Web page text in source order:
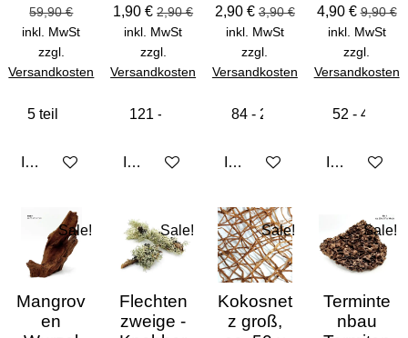
59,90 €
inkl. MwSt
zzgl.
Versandkosten
In den Warenkorb
1,90 € 2,90 €
inkl. MwSt
zzgl.
Versandkosten
In den Warenkorb
2,90 € 3,90 €
inkl. MwSt
zzgl.
Versandkosten
In den Warenkorb
4,90 € 9,90 €
inkl. MwSt
zzgl.
Versandkosten
In den
Sale!
Mangrov
en
Sale!
Flechten
zweige -
Sale!
Kokosnet
z groß,
Sale!
Terminte
nbau